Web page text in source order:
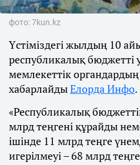
фото: 7kun.kz
Үстіміздегі жылдың 10
республикалық
мемлекеттік органдардың
хабарлайдыЕлорда Инфо.
«Республикалық
млрд теңгені құрайды
ішінде 11 млрд теңге
игерілмеуі – 68 млрд